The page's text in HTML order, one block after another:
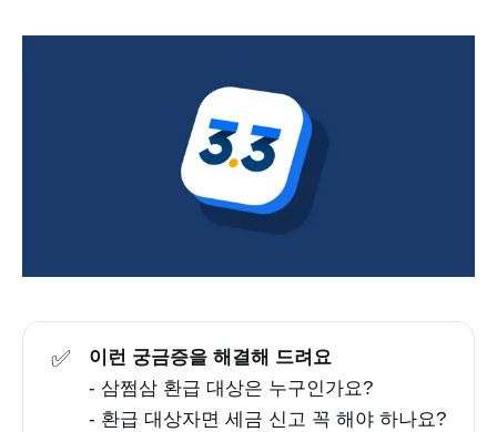
✅
이런 궁금증을 해결해 드려요
- 삼쩜삼 환급 대상은 누구인가요?
- 환급 대상자면 세금 신고 꼭 해야 하나요?